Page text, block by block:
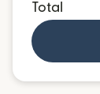
Total